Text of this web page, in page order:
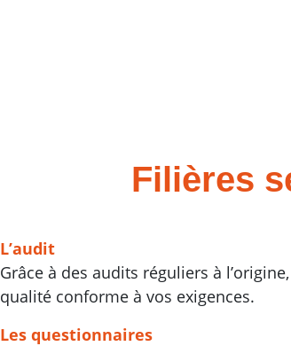
Filières
L’audit
Grâce à des audits réguliers à
qualité conforme à vos exigences.
Les questionnaires